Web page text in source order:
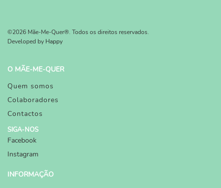
©2026 Mãe-Me-Quer®. Todos os direitos reservados.
Developed by Happy
O MÃE-ME-QUER
Quem somos
Colaboradores
Contactos
SIGA-NOS
Facebook
Instagram
INFORMAÇÃO